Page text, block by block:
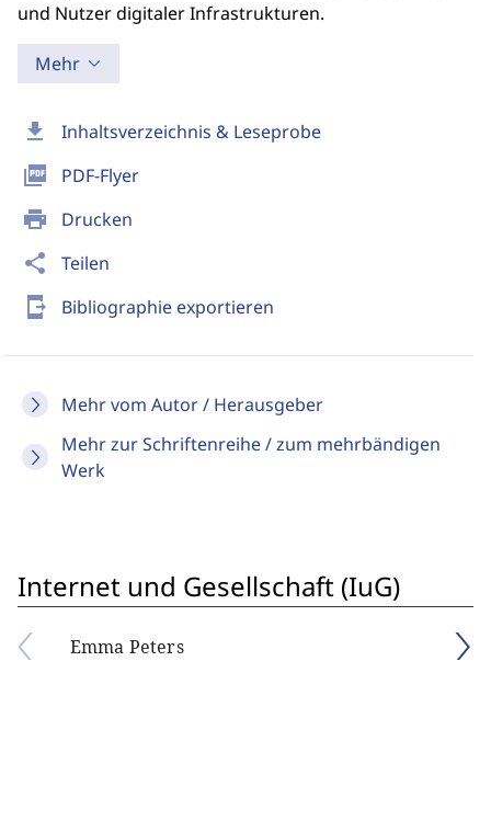
download Inhaltsverzeichnis & Leseprobe
picture_as_pdf PDF-Flyer
print Drucken
share Teilen
send_to_mobile Bibliographie exportieren
Mehr vom Autor / Herausgeber
Mehr zur Schriftenreihe / zum mehrbändigen
Werk
und Nutzer digitaler Infrastrukturen.
Mehr
Internet und Gesellschaft (IuG)
Emma Peters